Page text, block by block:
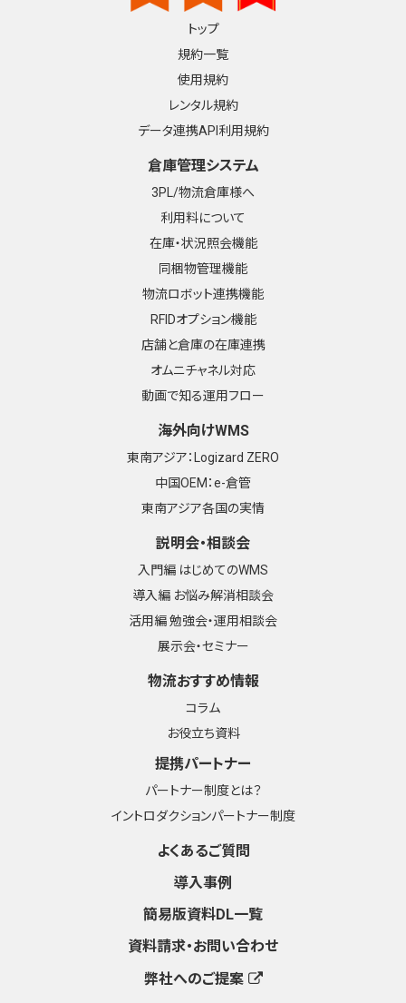
トップ
規約一覧
使用規約
レンタル規約
データ連携API利用規約
倉庫管理システム
3PL/物流倉庫様へ
利用料について
在庫・状況照会機能
同梱物管理機能
物流ロボット連携機能
RFIDオプション機能
店舗と倉庫の在庫連携
オムニチャネル対応
動画で知る運用フロー
海外向けWMS
東南アジア：Logizard ZERO
中国OEM：e-倉管
東南アジア各国の実情
説明会・相談会
入門編 はじめてのWMS
導入編 お悩み解消相談会
活用編 勉強会・運用相談会
展示会・セミナー
物流おすすめ情報
コラム
お役立ち資料
提携パートナー
パートナー制度とは？
イントロダクションパートナー制度
よくあるご質問
導入事例
簡易版資料DL一覧
資料請求・お問い合わせ
弊社へのご提案